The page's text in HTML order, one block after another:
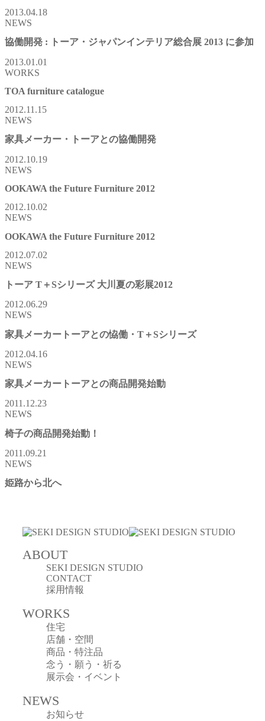
2013.04.18
NEWS
協働開発 : トーア・ジャパンインテリア総合展 2013 に参加
2013.01.01
WORKS
TOA furniture catalogue
2012.11.15
NEWS
家具メーカー・トーアとの協働開発
2012.10.19
NEWS
OOKAWA the Future Furniture 2012
2012.10.02
NEWS
OOKAWA the Future Furniture 2012
2012.07.02
NEWS
トーア T＋Sシリーズ 大川夏の彩展2012
2012.06.29
NEWS
家具メーカートーアとの恊働・T＋Sシリーズ
2012.04.16
NEWS
家具メーカートーアとの商品開発始動
2011.12.23
NEWS
椅子の商品開発始動！
2011.09.21
NEWS
姫路から北へ
ABOUT
SEKI DESIGN STUDIO
CONTACT
採用情報
WORKS
住宅
店舗・空間
商品・特注品
念う・願う・祈る
展示会・イベント
NEWS
お知らせ